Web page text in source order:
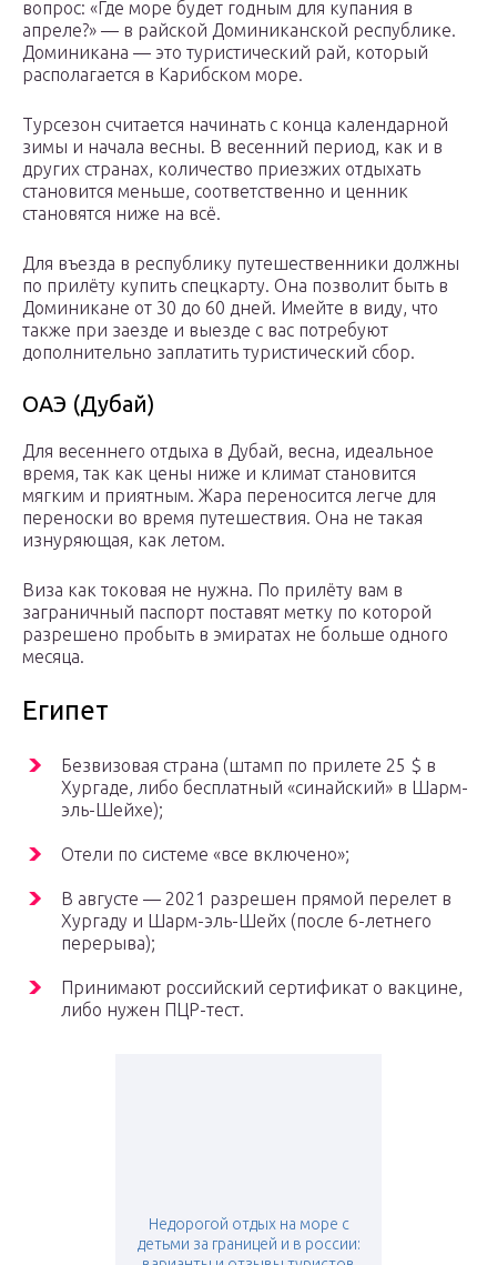
вопрос: «Где море будет годным для купания в
апреле?» — в райской Доминиканской республике.
Доминикана — это туристический рай, который
располагается в Карибском море.
Турсезон считается начинать с конца календарной
зимы и начала весны. В весенний период, как и в
других странах, количество приезжих отдыхать
становится меньше, соответственно и ценник
становятся ниже на всё.
Для въезда в республику путешественники должны
по прилёту купить спецкарту. Она позволит быть в
Доминикане от 30 до 60 дней. Имейте в виду, что
также при заезде и выезде с вас потребуют
дополнительно заплатить туристический сбор.
ОАЭ (Дубай)
Для весеннего отдыха в Дубай, весна, идеальное
время, так как цены ниже и климат становится
мягким и приятным. Жара переносится легче для
переноски во время путешествия. Она не такая
изнуряющая, как летом.
Виза как токовая не нужна. По прилёту вам в
заграничный паспорт поставят метку по которой
разрешено пробыть в эмиратах не больше одного
месяца.
Египет
Безвизовая страна (штамп по прилете 25 $ в
Хургаде, либо бесплатный «синайский» в Шарм-
эль-Шейхе);
Отели по системе «все включено»;
В августе — 2021 разрешен прямой перелет в
Хургаду и Шарм-эль-Шейх (после 6-летнего
перерыва);
Принимают российский сертификат о вакцине,
либо нужен ПЦР-тест.
Недорогой отдых на море с
детьми за границей и в россии: